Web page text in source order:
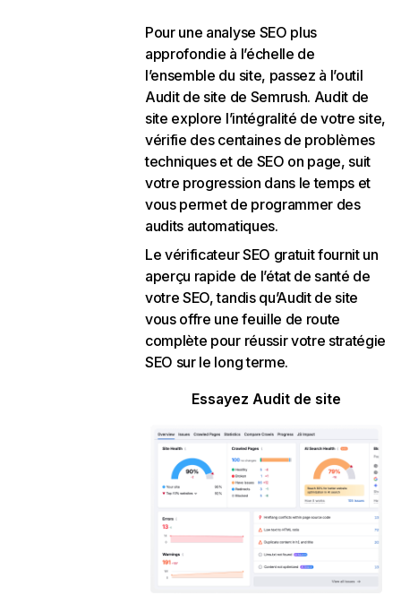
Pour une analyse SEO plus
approfondie à l’échelle de
l’ensemble du site, passez à l’outil
Audit de site de Semrush. Audit de
site explore l’intégralité de votre site,
vérifie des centaines de problèmes
techniques et de SEO on page, suit
votre progression dans le temps et
vous permet de programmer des
audits automatiques.
Le vérificateur SEO gratuit fournit un
aperçu rapide de l’état de santé de
votre SEO, tandis qu’Audit de site
vous offre une feuille de route
complète pour réussir votre stratégie
SEO sur le long terme.
Essayez Audit de site